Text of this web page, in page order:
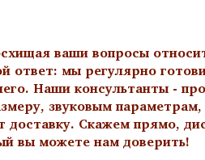
ваши вопросы
ответ: мы регулярно
Наши консультанты -
звуковым
Скажем прямо,
вы можете нам доверить!